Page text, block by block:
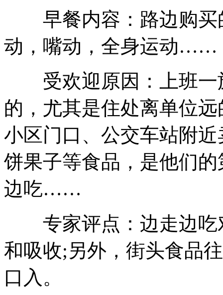
早餐内容：路边购买
动，嘴动，全身运动……
受欢迎原因：上班一
的，尤其是住处离单位
小区门口、公交车站附
饼果子等食品，是他们
边吃……
专家评点：边走边吃
和吸收;另外，街头食品
口入。